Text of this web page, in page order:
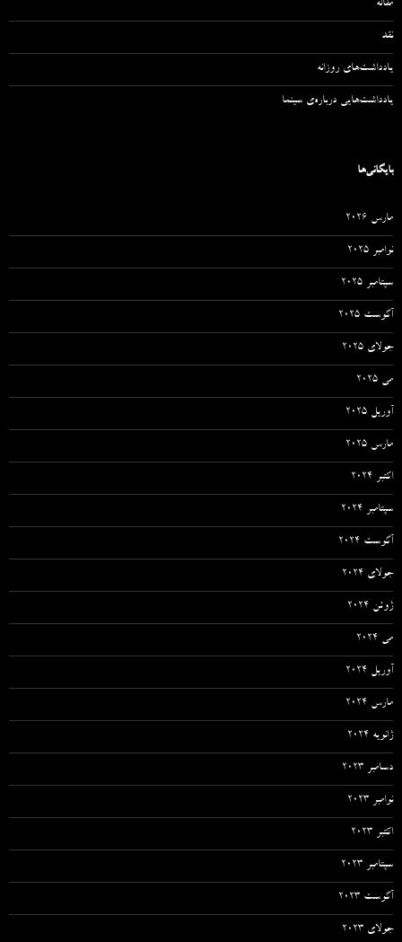
مقاله‌
نقد
یادداشت‌های روزانه
یادداشت‌هایی درباره‌ی سینما
بایگانی‌ها
مارس 2026
نوامبر 2025
سپتامبر 2025
آگوست 2025
جولای 2025
می 2025
آوریل 2025
مارس 2025
اکتبر 2024
سپتامبر 2024
آگوست 2024
جولای 2024
ژوئن 2024
می 2024
آوریل 2024
مارس 2024
ژانویه 2024
دسامبر 2023
نوامبر 2023
اکتبر 2023
سپتامبر 2023
آگوست 2023
جولای 2023